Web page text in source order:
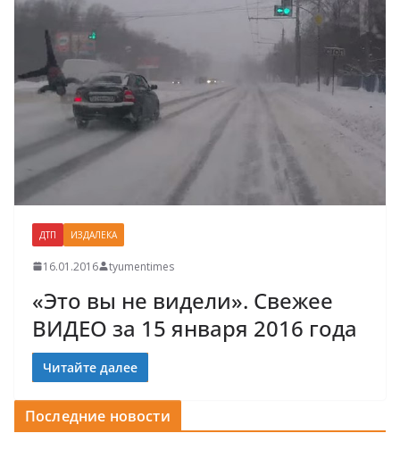
ДТП ИЗДАЛЕКА
16.01.2016 tyumentimes
«Это вы не видели». Свежее
ВИДЕО за 15 января 2016 года
Читайте далее
Последние новости